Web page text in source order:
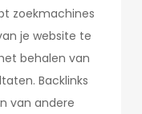
zoekmachines
je website te
behalen van
Backlinks
van andere